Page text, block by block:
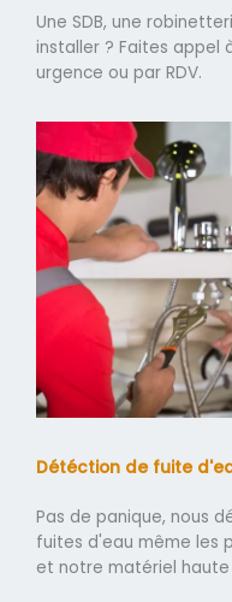
Une SDB, une
installer ? Faites appel
urgence ou par RDV.
Détéction de fuite
Pas de panique, nous
fuites d'eau même les
et notre matériel